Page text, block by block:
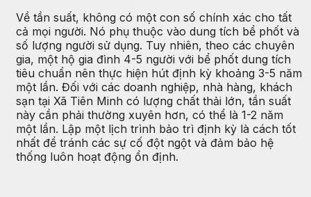
Về tần suất, không có một con số chính xác cho tất
cả mọi người. Nó phụ thuộc vào dung tích bể phốt và
số lượng người sử dụng. Tuy nhiên, theo các chuyên
gia, một hộ gia đình 4-5 người với bể phốt dung tích
tiêu chuẩn nên thực hiện hút định kỳ khoảng 3-5 năm
một lần. Đối với các doanh nghiệp, nhà hàng, khách
sạn tại Xã Tiên Minh có lượng chất thải lớn, tần suất
này cần phải thường xuyên hơn, có thể là 1-2 năm
một lần. Lập một lịch trình bảo trì định kỳ là cách tốt
nhất để tránh các sự cố đột ngột và đảm bảo hệ
thống luôn hoạt động ổn định.